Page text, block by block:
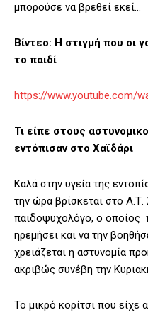
μπορούσε να βρεθεί εκεί…
Βίντεο: Η στιγμή που οι
το παιδί
https://www.youtube.com/
Τι είπε στους
εντόπισαν στο Χαϊδάρι
Καλά στην υγεία της
την ώρα βρίσκεται στο Α.Τ.
παιδοψυχολόγο, ο οποίος
ηρεμήσει και να την
χρειάζεται η αστυνομία
ακριβώς συνέβη την
Το μικρό κορίτσι που είχε